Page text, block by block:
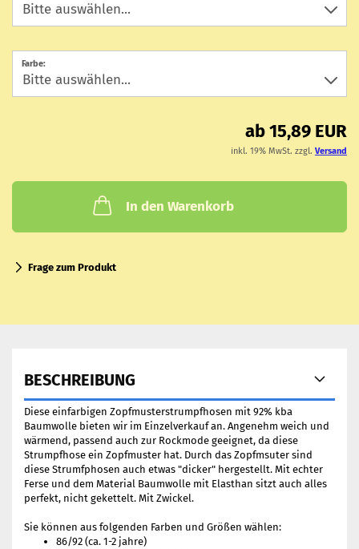
Farbe:
ab 15,89 EUR
inkl. 19% MwSt. zzgl. Versand
In den Warenkorb
Frage zum Produkt
BESCHREIBUNG
Diese einfarbigen Zopfmusterstrumpfhosen mit 92% kba
Baumwolle bieten wir im Einzelverkauf an. Angenehm weich und
wärmend, passend auch zur Rockmode geeignet, da diese
Strumpfhose ein Zopfmuster hat. Durch das Zopfmsuter sind
diese Strumfphosen auch etwas "dicker" hergestellt. Mit echter
Ferse und dem Material Baumwolle mit Elasthan sitzt auch alles
perfekt, nicht gekettelt. Mit Zwickel.
Sie können aus folgenden Farben und Größen wählen:
86/92 (ca. 1-2 jahre)